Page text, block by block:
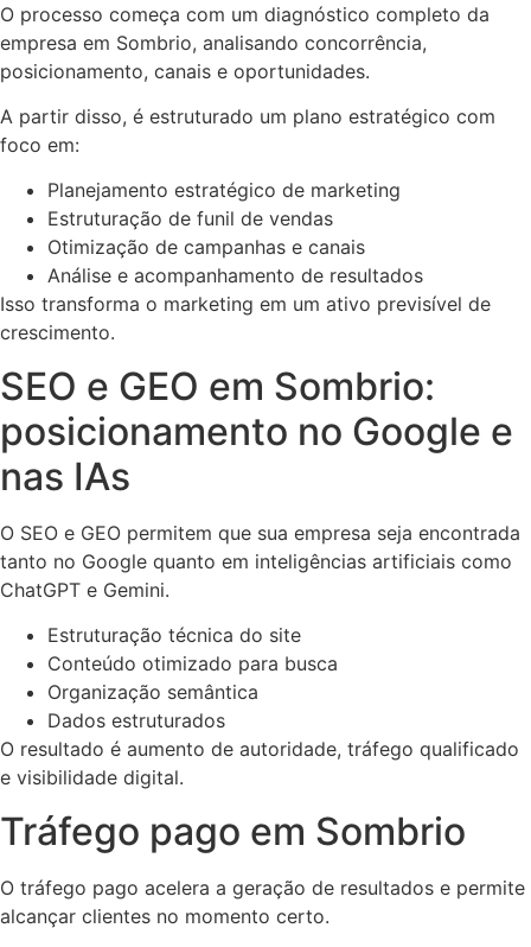
O processo começa com um diagnóstico completo da
empresa em Sombrio, analisando concorrência,
posicionamento, canais e oportunidades.
A partir disso, é estruturado um plano estratégico com
foco em:
Planejamento estratégico de marketing
Estruturação de funil de vendas
Otimização de campanhas e canais
Análise e acompanhamento de resultados
Isso transforma o marketing em um ativo previsível de
crescimento.
SEO e GEO em Sombrio:
posicionamento no Google e
nas IAs
O SEO e GEO permitem que sua empresa seja encontrada
tanto no Google quanto em inteligências artificiais como
ChatGPT e Gemini.
Estruturação técnica do site
Conteúdo otimizado para busca
Organização semântica
Dados estruturados
O resultado é aumento de autoridade, tráfego qualificado
e visibilidade digital.
Tráfego pago em Sombrio
O tráfego pago acelera a geração de resultados e permite
alcançar clientes no momento certo.